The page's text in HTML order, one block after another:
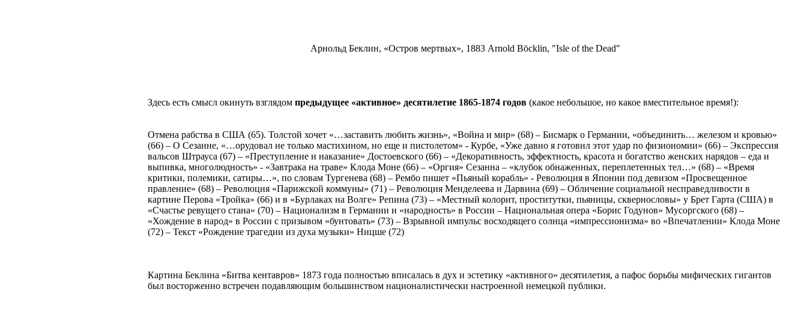
Арнольд Беклин, «Остров мертвых», 1883 Arnold Böcklin, "Isle of the Dead"
Здесь есть смысл окинуть взглядом предыдущее «активное» десятилетие 1865-1874 годов (какое небольшое, но какое вместительное время!):
Отмена рабства в США (65). Толстой хочет «…заставить любить жизнь», «Война и мир» (68) – Бисмарк о Германии, «объединить… железом и кровью»
(66) – О Сезанне, «…орудовал не только мастихином, но еще и пистолетом» - Курбе, «Уже давно я готовил этот удар по физиономии» (66) – Экспрессия
вальсов Штрауса (67) – «Преступление и наказание» Достоевского (66) – «Декоративность, эффектность, красота и богатство женских нарядов – еда и
выпивка, многолюдность» - «Завтрака на траве» Клода Моне (66) – «Оргия» Сезанна – «клубок обнаженных, переплетенных тел…» (68) – «Время
критики, полемики, сатиры…», по словам Тургенева (68) – Рембо пишет «Пьяный корабль» - Революция в Японии под девизом «Просвещенное
правление» (68) – Революция «Парижской коммуны» (71) – Революция Менделеева и Дарвина (69) – Обличение социальной несправедливости в
картине Перова «Тройка» (66) и в «Бурлаках на Волге» Репина (73) – «Местный колорит, проститутки, пьяницы, сквернословы» у Брет Гарта (США) в
«Счастье ревущего стана» (70) – Национализм в Германии и «народность» в России – Национальная опера «Борис Годунов» Мусоргского (68) –
«Хождение в народ» в России с призывом «бунтовать» (73) – Взрывной импульс восходящего солнца «импрессионизма» во «Впечатлении» Клода Моне
(72) – Текст «Рождение трагедии из духа музыки» Ницше (72)
Картина Беклина «Битва кентавров» 1873 года полностью вписалась в дух и эстетику «активного» десятилетия, а пафос борьбы мифических гигантов
был восторженно встречен подавляющим большинством националистически настроенной немецкой публики.